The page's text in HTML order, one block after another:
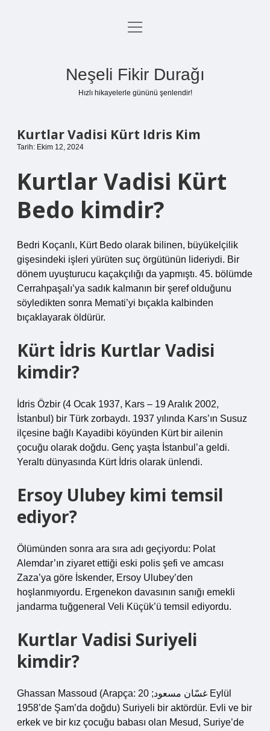
Anasayfa
menüyü
Neşeli Fikir Durağı
Hızlı hikayelerle gününü şenlendir!
Kurtlar Vadisi Kürt Idris Kim
Tarih: Ekim 12, 2024
Kurtlar Vadisi Kürt
Bedo kimdir?
Bedri Koçanlı, Kürt Bedo olarak bilinen, büyükelçilik
gişesindeki işleri yürüten suç örgütünün lideriydi. Bir
dönem uyuşturucu kaçakçılığı da yapmıştı. 45. bölümde
Cerrahpaşalı’ya sadık kalmanın bir şeref olduğunu
söyledikten sonra Memati’yi bıçakla kalbinden
bıçaklayarak öldürür.
Kürt İdris Kurtlar Vadisi
kimdir?
İdris Özbir (4 Ocak 1937, Kars – 19 Aralık 2002,
İstanbul) bir Türk zorbaydı. 1937 yılında Kars’ın Susuz
ilçesine bağlı Kayadibi köyünden Kürt bir ailenin
çocuğu olarak doğdu. Genç yaşta İstanbul’a geldi.
Yeraltı dünyasında Kürt İdris olarak ünlendi.
Ersoy Ulubey kimi temsil
ediyor?
Ölümünden sonra ara sıra adı geçiyordu: Polat
Alemdar’ın ziyaret ettiği eski polis şefi ve amcası
Zaza’ya göre İskender, Ersoy Ulubey’den
hoşlanmıyordu. Ergenekon davasının sanığı emekli
jandarma tuğgeneral Veli Küçük’ü temsil ediyordu.
Kurtlar Vadisi Suriyeli
kimdir?
Ghassan Massoud (Arapça: غسّان مسعود; 20 Eylül
1958’de Şam’da doğdu) Suriyeli bir aktördür. Evli ve bir
erkek ve bir kız çocuğu babası olan Mesud, Suriye’de